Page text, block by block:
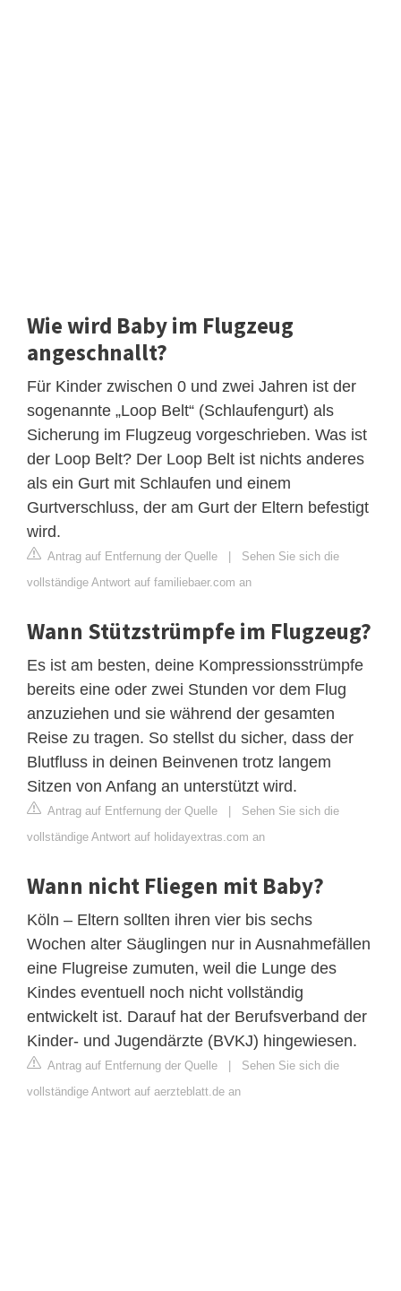
Wie wird Baby im Flugzeug
angeschnallt?
Für Kinder zwischen 0 und zwei Jahren ist der
sogenannte „Loop Belt“ (Schlaufengurt) als
Sicherung im Flugzeug vorgeschrieben. Was ist
der Loop Belt? Der Loop Belt ist nichts anderes
als ein Gurt mit Schlaufen und einem
Gurtverschluss, der am Gurt der Eltern befestigt
wird.
Antrag auf Entfernung der Quelle | Sehen Sie sich die
vollständige Antwort auf familiebaer.com an
Wann Stützstrümpfe im Flugzeug?
Es ist am besten, deine Kompressionsstrümpfe
bereits eine oder zwei Stunden vor dem Flug
anzuziehen und sie während der gesamten
Reise zu tragen. So stellst du sicher, dass der
Blutfluss in deinen Beinvenen trotz langem
Sitzen von Anfang an unterstützt wird.
Antrag auf Entfernung der Quelle | Sehen Sie sich die
vollständige Antwort auf holidayextras.com an
Wann nicht Fliegen mit Baby?
Köln – Eltern sollten ihren vier bis sechs
Wochen alter Säuglingen nur in Ausnahmefällen
eine Flugreise zumuten, weil die Lunge des
Kindes eventuell noch nicht vollständig
entwickelt ist. Darauf hat der Berufsverband der
Kinder- und Jugendärzte (BVKJ) hingewiesen.
Antrag auf Entfernung der Quelle | Sehen Sie sich die
vollständige Antwort auf aerzteblatt.de an